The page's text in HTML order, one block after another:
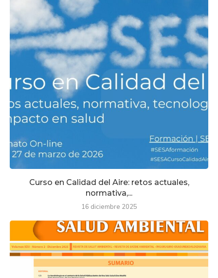
Curso en Calidad del Aire: retos actuales,
normativa,...
16 diciembre 2025